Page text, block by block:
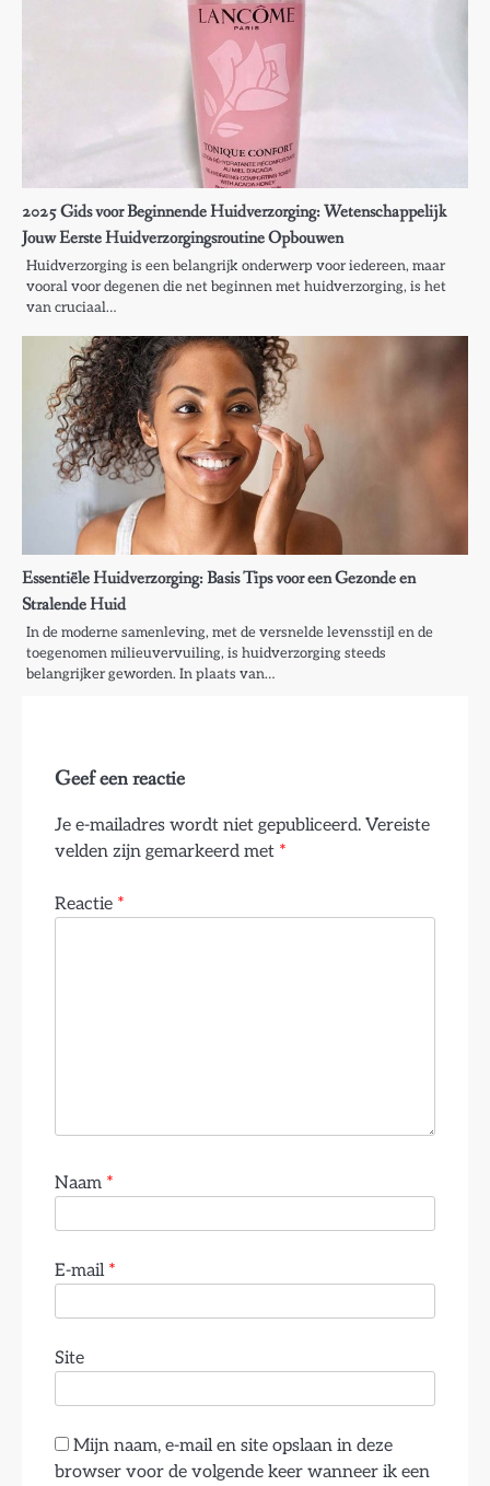
2025 Gids voor Beginnende Huidverzorging: Wetenschappelijk
Jouw Eerste Huidverzorgingsroutine Opbouwen
Huidverzorging is een belangrijk onderwerp voor iedereen, maar
vooral voor degenen die net beginnen met huidverzorging, is het
van cruciaal…
Essentiële Huidverzorging: Basis Tips voor een Gezonde en
Stralende Huid
In de moderne samenleving, met de versnelde levensstijl en de
toegenomen milieuvervuiling, is huidverzorging steeds
belangrijker geworden. In plaats van…
Geef een reactie
Je e-mailadres wordt niet gepubliceerd. Vereiste
velden zijn gemarkeerd met *
Reactie *
Naam *
E-mail *
Site
Mijn naam, e-mail en site opslaan in deze
browser voor de volgende keer wanneer ik een